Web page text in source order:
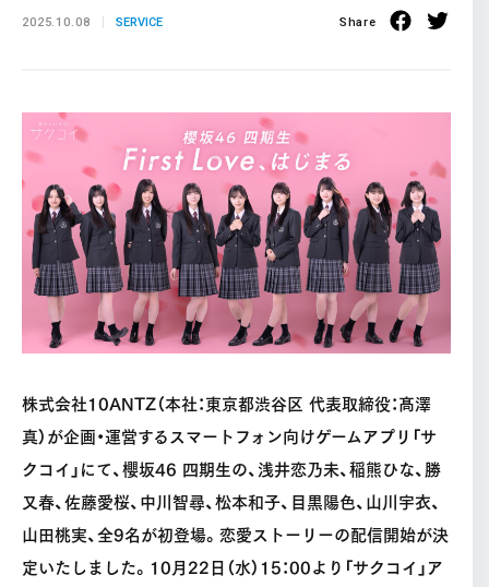
2025.10.08 SERVICE Share
株式会社10ANTZ（本社：東京都渋谷区 代表取締役：髙澤
真）が企画・運営するスマートフォン向けゲームアプリ「サ
クコイ」にて、櫻坂46 四期生の、浅井恋乃未、稲熊ひな、勝
又春、佐藤愛桜、中川智尋、松本和子、目黒陽色、山川宇衣、
山田桃実、全9名が初登場。恋愛ストーリーの配信開始が決
定いたしました。10月22日（水）15：00より「サクコイ」ア